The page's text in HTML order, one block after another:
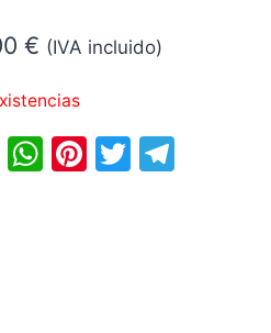
€ (IVA incluido)
WhatsApp
Pinterest
Twitter